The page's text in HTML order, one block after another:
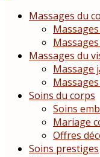
Massages du
Massages du
Massage
Soins du corps
Soins
Mariage
Offres
Soins prestiges